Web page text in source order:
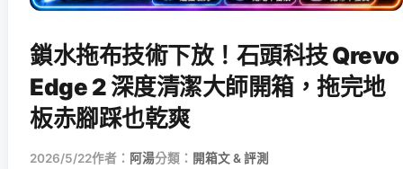
鎖水拖布技術下放！石頭科技 Qrevo
Edge 2 深度清潔大師開箱，拖完地
板赤腳踩也乾爽
2026/5/22作者： 阿湯分類： 開箱文 & 評測